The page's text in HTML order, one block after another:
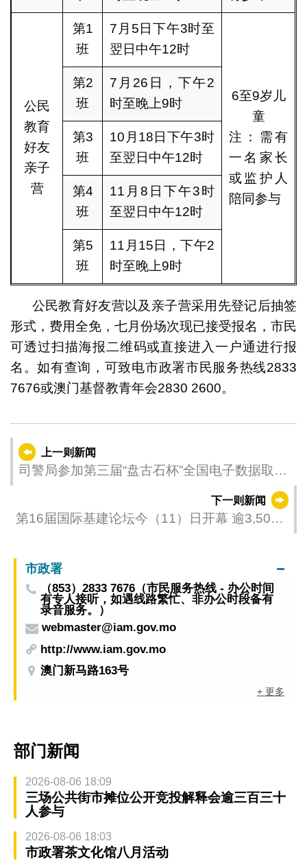
公民
教育
好友
亲子
营
第1
班
7月5日下午3时至
翌日中午12时
6至9岁儿
童
注：需有
一名家长
或监护人
陪同参与
第2
班
7月26日，下午2
时至晚上9时
第3
班
10月18日下午3时
至翌日中午12时
第4
班
11月8日下午3时
至翌日中午12时
第5
班
11月15日，下午2
时至晚上9时
公民教育好友营以及亲子营采用先登记后抽签
形式，费用全免，七月份场次现已接受报名，市民
可透过扫描海报二维码或直接进入一户通进行报
名。如有查询，可致电市政署市民服务热线2833
7676或澳门基督教青年会2830 2600。
上一则新闻
司警局参加第三届“盘古石杯”全国电子数据取证
下一则新闻
第16届国际基建论坛今（11）日开幕 逾3,500
市政署
（853）2833 7676（市民服务热线 - 办公时间
有专人接听，如遇线路繁忙、非办公时段备有
录音服务。）
webmaster@iam.gov.mo
http://www.iam.gov.mo
澳门新马路163号
+ 更多
部门新闻
2026-08-06 18:09
三场公共街市摊位公开竞投解释会逾三百三十
人参与
2026-08-06 18:03
市政署茶文化馆八月活动